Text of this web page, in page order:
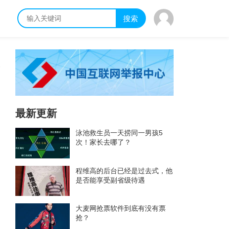
搜索
最新更新
泳池救生员一天捞同一男孩5
次！家长去哪了？
程维高的后台已经是过去式，他
是否能享受副省级待遇
大麦网抢票软件到底有没有票
抢？